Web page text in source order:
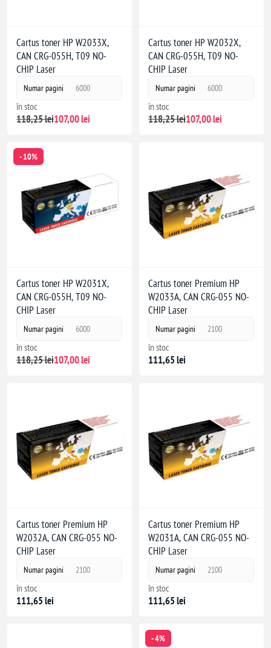
Cartus toner HP W2033X,
CAN CRG-055H, T09 NO-
CHIP Laser
Numar pagini 6000
în stoc
118,25 lei107,00 lei
Cartus toner HP W2032X,
CAN CRG-055H, T09 NO-
CHIP Laser
Numar pagini 6000
în stoc
118,25 lei107,00 lei
- 10%
Cartus toner HP W2031X,
CAN CRG-055H, T09 NO-
CHIP Laser
Numar pagini 6000
în stoc
118,25 lei107,00 lei
Cartus toner Premium HP
W2033A, CAN CRG-055 NO-
CHIP Laser
Numar pagini 2100
în stoc
111,65 lei
Cartus toner Premium HP
W2032A, CAN CRG-055 NO-
CHIP Laser
Numar pagini 2100
în stoc
111,65 lei
Cartus toner Premium HP
W2031A, CAN CRG-055 NO-
CHIP Laser
Numar pagini 2100
în stoc
111,65 lei
- 4%